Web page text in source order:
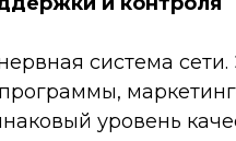
система
уровень